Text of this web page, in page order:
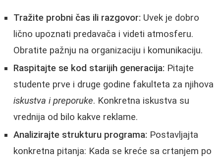
Tražite probni čas ili razgovor: Uvek je dobro
lično upoznati predavača i videti atmosferu.
Obratite pažnju na organizaciju i komunikaciju.
Raspitajte se kod starijih generacija: Pitajte
studente prve i druge godine fakulteta za njihova
iskustva i preporuke. Konkretna iskustva su
vrednija od bilo kakve reklame.
Analizirajte strukturu programa: Postavljajta
konkretna pitanja: Kada se kreće sa crtanjem po